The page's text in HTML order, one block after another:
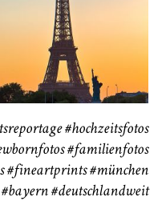
Reise
41
#hochzeitsfotos
#familienfotos
#fineartprints#münchen
#deutschlandweit